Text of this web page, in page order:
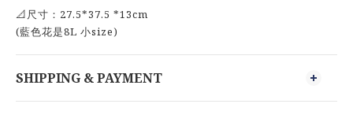
📐尺寸：27.5*37.5 *13cm
(藍色花是8L 小size)
SHIPPING & PAYMENT